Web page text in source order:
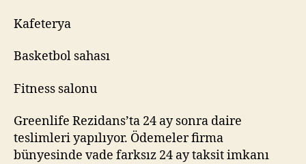
Kafeterya
Basketbol sahası
Fitness salonu
Greenlife Rezidans’ta 24 ay sonra daire
teslimleri yapılıyor. Ödemeler firma
bünyesinde vade farksız 24 ay taksit imkanı